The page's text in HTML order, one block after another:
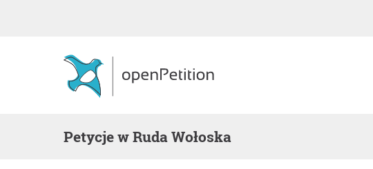
Petycje w Ruda Wołoska